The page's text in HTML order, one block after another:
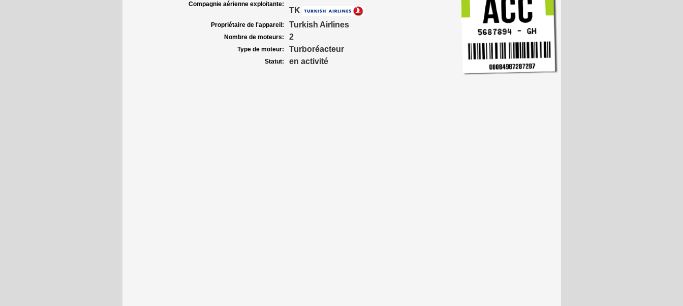
Compagnie aérienne exploitante:
TK
Propriétaire de l'appareil: Turkish Airlines
Nombre de moteurs: 2
Type de moteur: Turboréacteur
Statut: en activité